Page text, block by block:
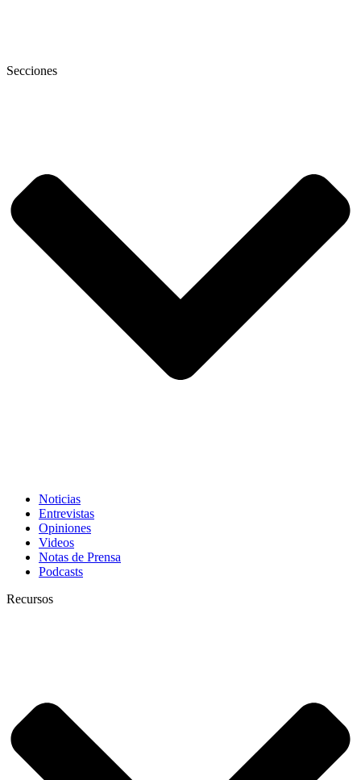
Secciones
Noticias
Entrevistas
Opiniones
Videos
Notas de Prensa
Podcasts
Recursos